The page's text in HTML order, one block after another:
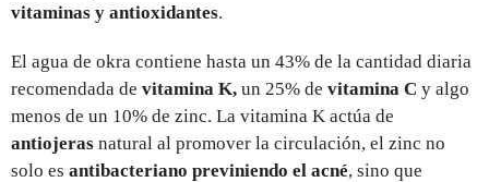
vitaminas y antioxidantes.
El agua de okra contiene hasta un 43% de la cantidad diaria
recomendada de vitamina K, un 25% de vitamina C y algo
menos de un 10% de zinc. La vitamina K actúa de
antiojeras natural al promover la circulación, el zinc no
solo es antibacteriano previniendo el acné, sino que